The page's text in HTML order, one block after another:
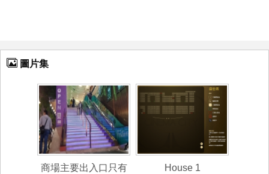
圖片集
商場主要出入口只有
House 1